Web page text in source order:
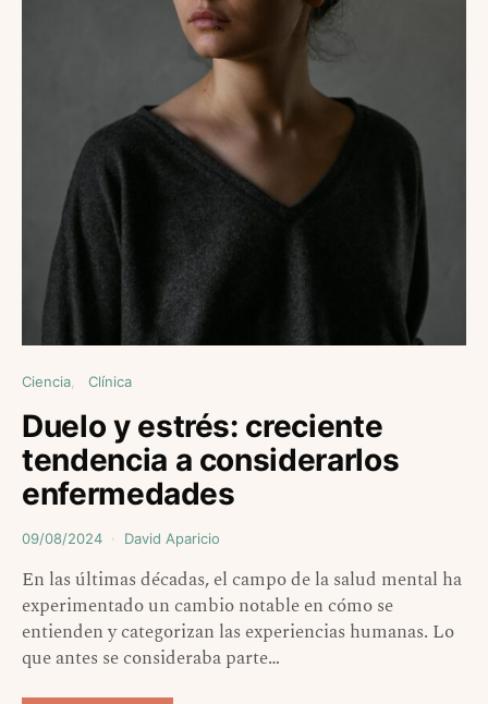
Ciencia Clínica
Duelo y estrés: creciente
tendencia a considerarlos
enfermedades
09/08/2024 David Aparicio
En las últimas décadas, el campo de la salud mental ha
experimentado un cambio notable en cómo se
entienden y categorizan las experiencias humanas. Lo
que antes se consideraba parte…